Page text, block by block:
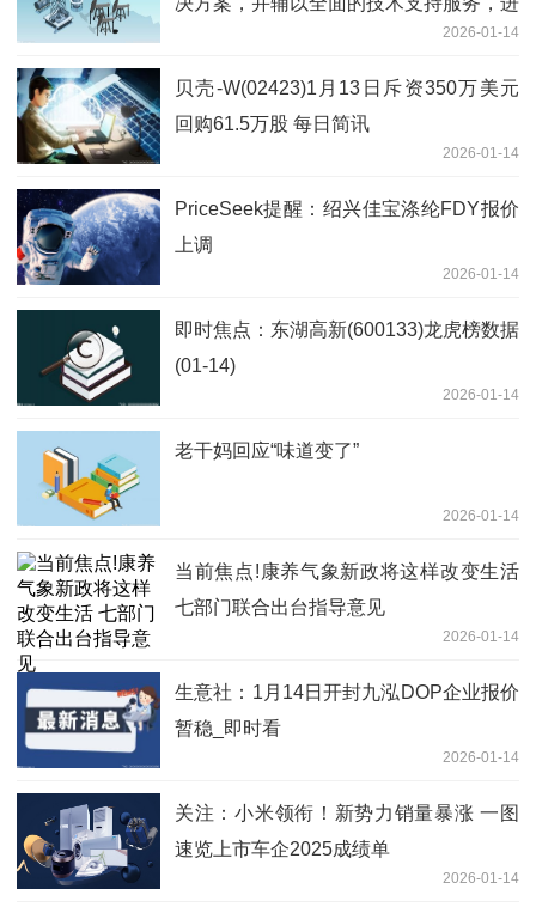
而提升当地养殖户的养殖效率与经济效
益|快讯
2026-01-14
贝壳-W(02423)1月13日斥资350万美元
回购61.5万股 每日简讯
2026-01-14
PriceSeek提醒：绍兴佳宝涤纶FDY报价
上调
2026-01-14
即时焦点：东湖高新(600133)龙虎榜数据
(01-14)
2026-01-14
老干妈回应“味道变了”
2026-01-14
当前焦点!康养气象新政将这样改变生活
七部门联合出台指导意见
2026-01-14
生意社：1月14日开封九泓DOP企业报价
暂稳_即时看
2026-01-14
关注：小米领衔！新势力销量暴涨 一图
速览上市车企2025成绩单
2026-01-14